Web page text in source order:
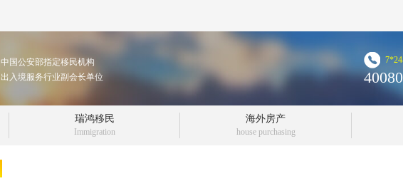
中国公安部指定移民机构
出入境服务行业副会长单位
瑞鸿移民
Immigration
海外房产
house purchasing